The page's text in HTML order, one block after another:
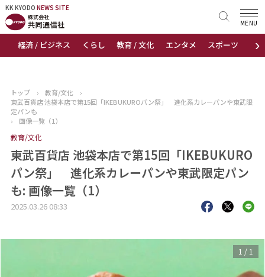
KK KYODO NEWS SITE
›
経済 / ビジネス くらし 教育 / 文化 エンタメ スポーツ 地域
MENU
KK KYODONEWS SITE
トップページ
ニュース
おすすめコンテンツ
出版物
会社概要
トップ › 教育/文化
›
東武百貨店 池袋本店で第15回「IKEBUKUROパン祭」 進化系カレーパンや東武限
定パンも
›
画像一覧（1）
教育/文化
東武百貨店 池袋本店で第15回「IKEBUKURO
パン祭」 進化系カレーパンや東武限定パン
も: 画像一覧（1）
2025.03.26 08:33
1 / 1